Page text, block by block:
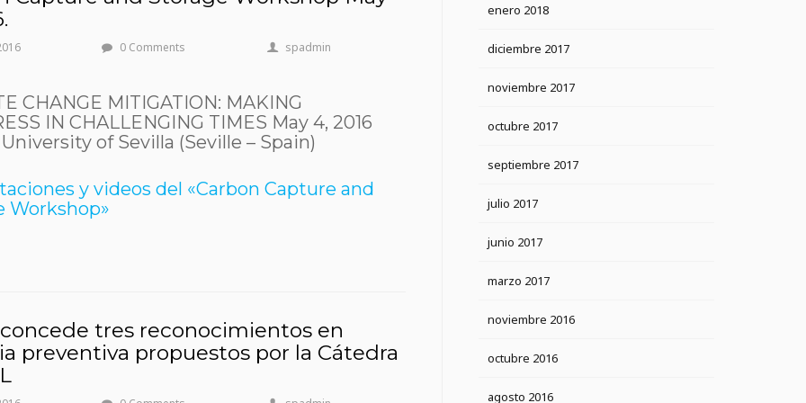
0 Comments spadmin
CHANGE MITIGATION: MAKING
IN CHALLENGING TIMES May 4, 2016
of Sevilla (Seville – Spain)
y videos del «Carbon Capture and
Workshop»
concede tres reconocimientos en
preventiva propuestos por la Cátedra
enero 2018
diciembre 2017
noviembre 2017
octubre 2017
septiembre 2017
julio 2017
junio 2017
marzo 2017
noviembre 2016
octubre 2016
agosto 2016